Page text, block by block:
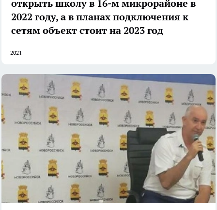
открыть школу в 16-м микрорайоне в
2022 году, а в планах подключения к
сетям объект стоит на 2023 год
2021